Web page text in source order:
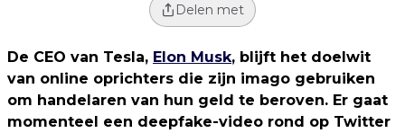
Delen met
De CEO van Tesla, Elon Musk, blijft het doelwit
van online oprichters die zijn imago gebruiken
om handelaren van hun geld te beroven. Er gaat
momenteel een deepfake-video rond op Twitter